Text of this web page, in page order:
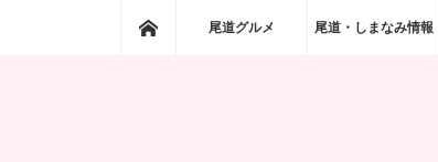
ホーム尾道グルメ 尾道・しまなみ情報